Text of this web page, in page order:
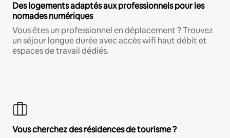
Des logements adaptés aux professionnels pour les
nomades numériques
Vous êtes un professionnel en déplacement ? Trouvez
un séjour longue durée avec accès wifi haut débit et
espaces de travail dédiés.
Vous cherchez des résidences de tourisme ?